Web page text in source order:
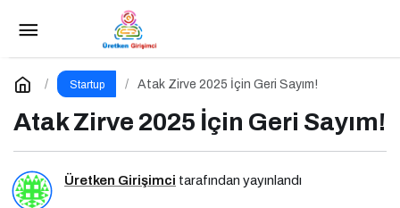
Startup Atak Zirve 2025 İçin Geri Sayım!
Atak Zirve 2025 İçin Geri Sayım!
Üretken Girişimci tarafından yayınlandı
Etkili Network Marketing İçin Sosyal Medya
Etkinliği İçin Geri Sayım!
Yorum Yap